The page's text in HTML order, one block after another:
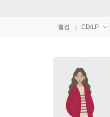
웰컴 CD/LP